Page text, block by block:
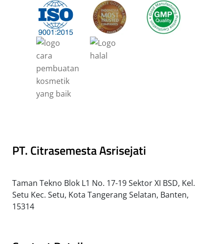
PT. Citrasemesta Asrisejati
Taman Tekno Blok L1 No. 17-19 Sektor XI BSD, Kel.
Setu Kec. Setu, Kota Tangerang Selatan, Banten,
15314